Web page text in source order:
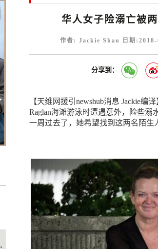
华人女子险溺亡被
作者: Jackie Shan 日期
分享到：
【天维网援引newshub消息 Jackie编
Raglan海滩游泳时遭遇意外，险些
一周过去了，她希望找到这两名陌生